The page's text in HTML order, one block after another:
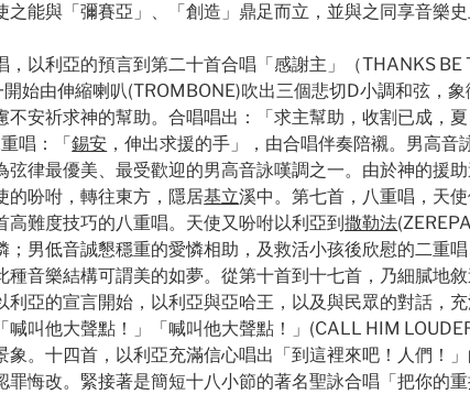
能與「彌賽亞」、「創造」鼎足而立，並與之同享音樂史
以利亞的預言到第二十首合唱「感謝主」（THANKS
始由伸縮喇叭(TROMBONE)吹出三個悲切D小調和弦，
安祈求神的幫助。合唱唱出：「求主幫助，收割已成，
唱：「錫安 ，伸出求援的手」，由合唱伴奏陪襯。男高
律最優美、最受歡迎的男高音詠嘆調之一。由於神的援
的吩咐，轉往東方，隱居基立溪中。第七首，八重唱，天
難度技巧的八重唱。天使又吩咐以利亞到撒勒法
男低音誠懇穩重的愛憐相助，及救活小孩後欣慰的二重
音樂結構可謂美的如夢。從第十首到十七首，乃細膩地
亞的宣言開始，以利亞與亞哈王，以及與民眾的對話，
叫他大聲點！」「喊叫他大聲點！」(CALL HIM
。十四首，以利亞充滿信心唱出「到這裡來吧！人們！
罪悔改。緊接著是簡短十八小節的著名聖詠合唱「把你的